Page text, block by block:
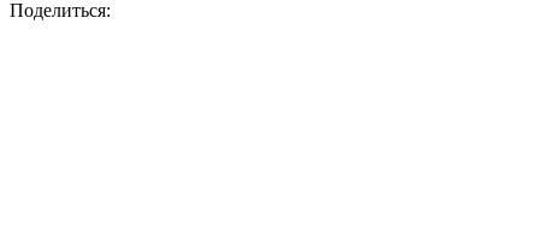
Поделиться: